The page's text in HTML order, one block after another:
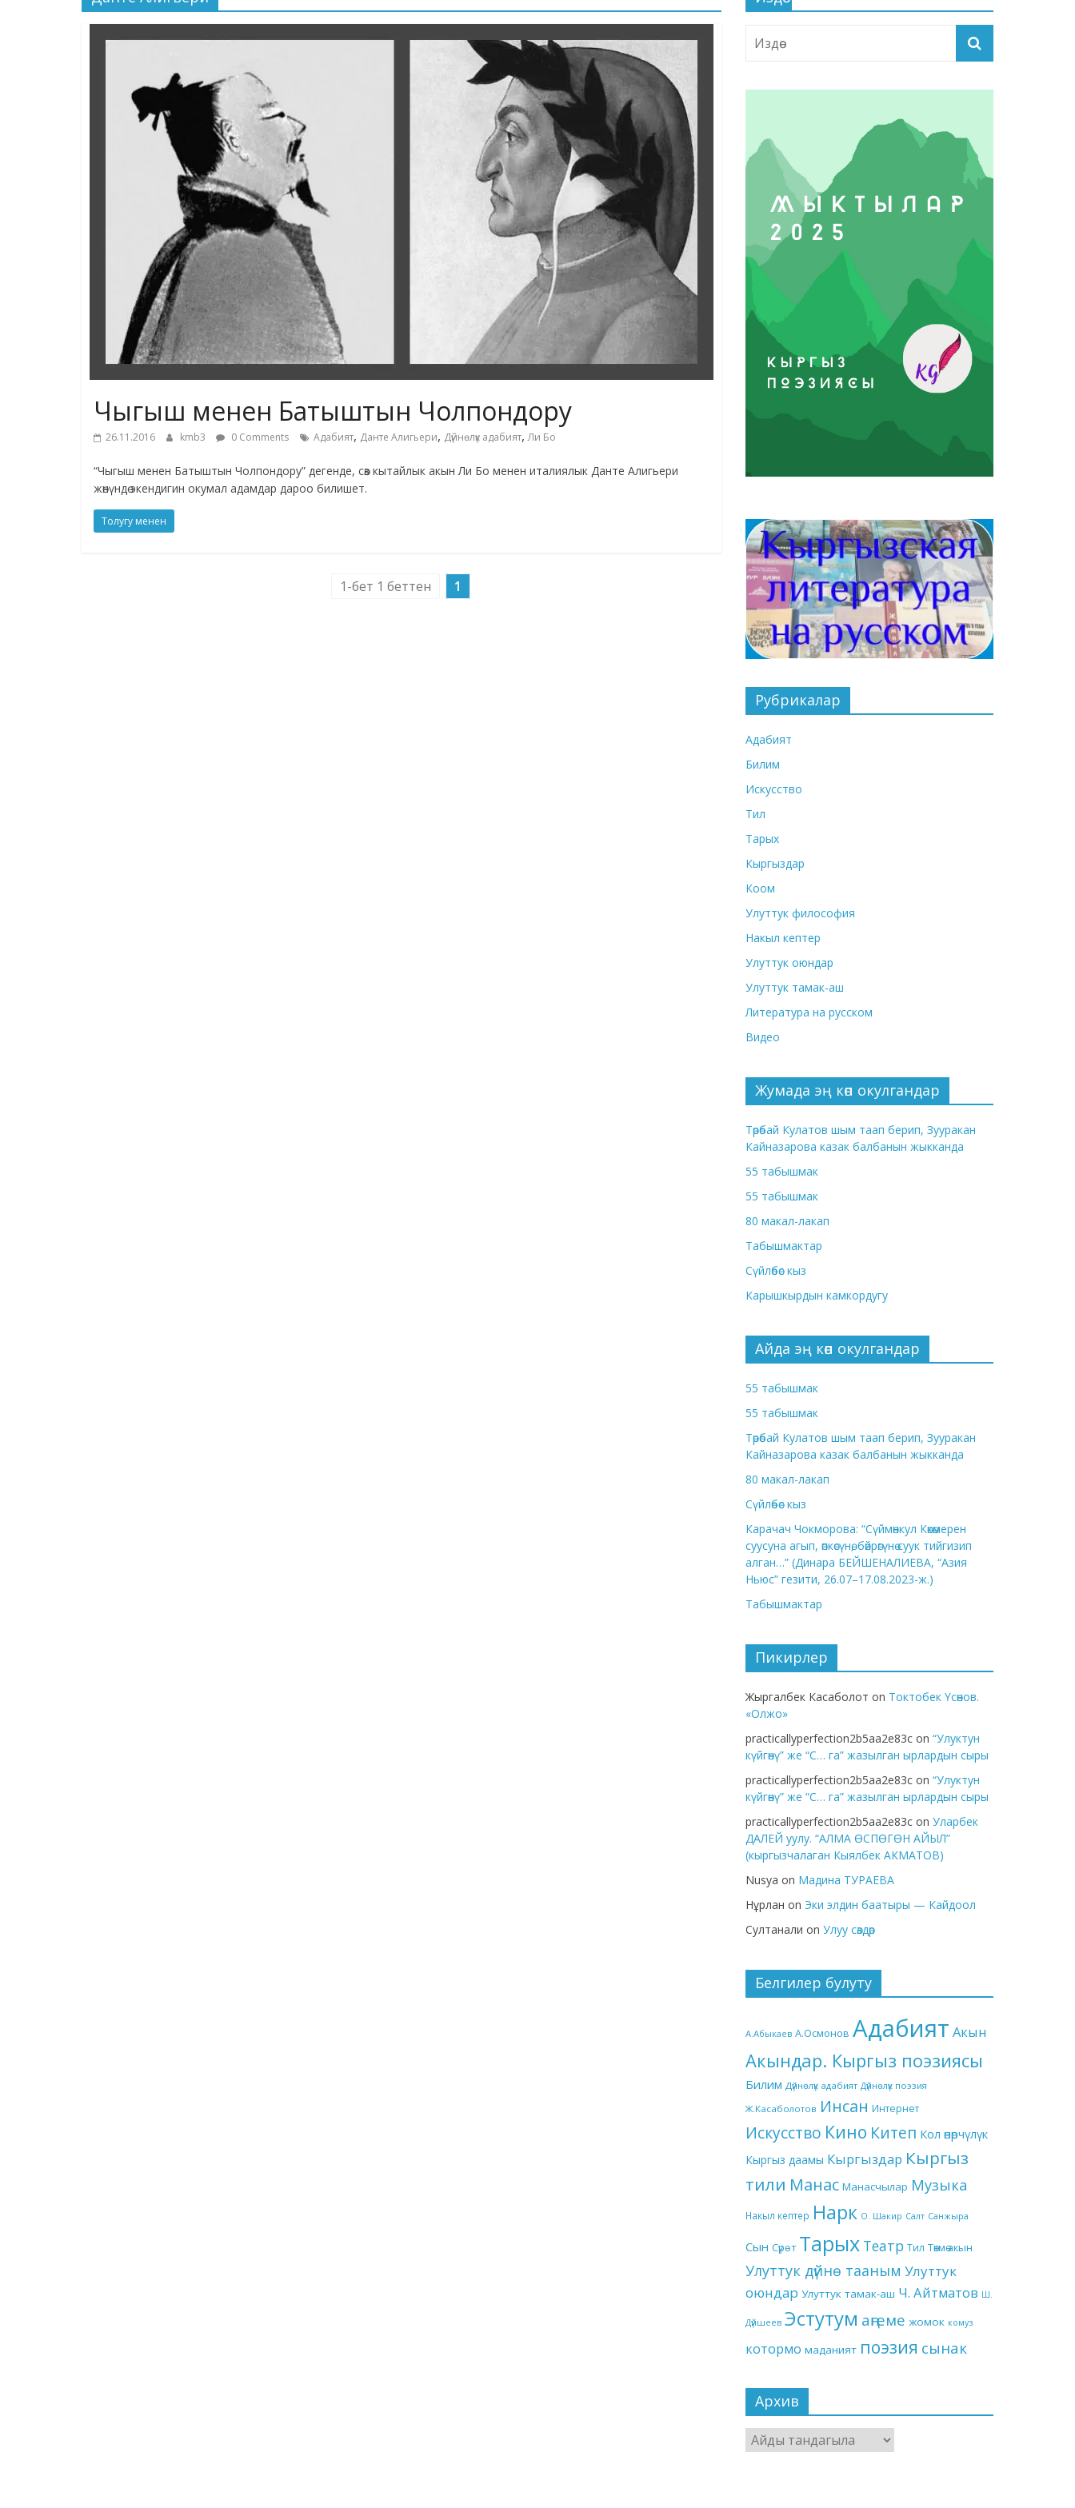
Чыгыш менен Батыштын Чолпондору
26.11.2016 kmb3 0 Comments Адабият, Данте Алигьери, Дүйнөлүк адабият,Ли Бо
“Чыгыш менен Батыштын Чолпондору” дегенде, сөз кытайлык акын Ли Бо менен италиялык Данте Алигьери
жөнүндө экендигин окумал адамдар дароо билишет.
Толугу менен
1-бет 1 беттен 1
Рубрикалар
Адабият
Билим
Искусство
Тил
Тарых
Кыргыздар
Коом
Улуттук философия
Накыл кептер
Улуттук оюндар
Улуттук тамак-аш
Литература на русском
Видео
Жумада эң көп окулгандар
Төрөбай Кулатов шым таап берип, Зууракан
Кайназарова казак балбанын жыкканда
55 табышмак
55 табышмак
80 макал-лакап
Табышмактар
Сүйлөбөс кыз
Карышкырдын камкордугу
Айда эң көп окулгандар
55 табышмак
55 табышмак
Төрөбай Кулатов шым таап берип, Зууракан
Кайназарова казак балбанын жыкканда
80 макал-лакап
Сүйлөбөс кыз
Карачач Чокморова: “Сүймөнкул Көкөмерен
суусуна агып, өпкөсүнө, бөйрөгүнө суук тийгизип
алган…” (Динара БЕЙШЕНАЛИЕВА, “Азия
Ньюс” гезити, 26.07–17.08.2023-ж.)
Табышмактар
Пикирлер
Жыргалбек Касаболот on Токтобек Үсөнов.
«Олжо»
practicallyperfection2b5aa2e83c on “Улуктун
күйгөнү” же “С… га” жазылган ырлардын сыры
practicallyperfection2b5aa2e83c on “Улуктун
күйгөнү” же “С… га” жазылган ырлардын сыры
practicallyperfection2b5aa2e83c on Уларбек
ДАЛЕЙ уулу. “АЛМА ӨСПӨГӨН АЙЫЛ”
(кыргызчалаган Кыялбек АКМАТОВ)
Nusya on Мадина ТУРАЕВА
Нұрлан on Эки элдин баатыры — Кайдоол
Султанали on Улуу сөздөр
Белгилер булуту
А.Абыкаев А.Осмонов Адабият Акын
Акындар. Кыргыз поэзиясы
Билим Дүйнөлүк адабият Дүйнөлүк поэзия
Ж.Касаболотов Инсан Интернет
Искусство Кино Китеп Кол өнөрчүлүк
Кыргыз даамы Кыргыздар Кыргыз
тили Манас Манасчылар Музыка
Накыл кептер Нарк О. Шакир Салт Санжыра
Сын Сүрөт Тарых Театр Тил Төкмө акын
Улуттук дүйнө тааным Улуттук
оюндар Улуттук тамак-аш Ч. Айтматов Ш.
Дүйшеев Эстутум аңгеме жомок комуз
котормо маданият поэзия сынак
Архив
Архив